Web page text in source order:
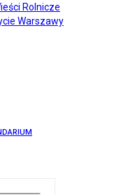
Rolnicze
Warszawy